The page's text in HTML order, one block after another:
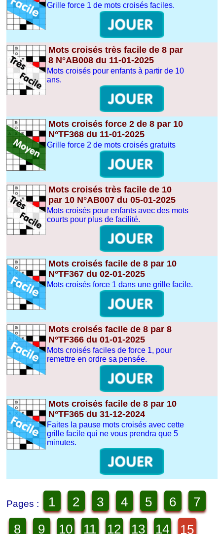
Grille force 1 de mots croisés faciles.
Mots croisés très facile de 8 par
8 N°AB008 du 11-01-2025
Mots croisés pour enfants à partir de 10
ans.
Mots croisés force 2 de 8 par 10
N°TF368 du 11-01-2025
Grille force 2 de mots croisés gratuits
Mots croisés très facile de 10
par 10 N°AB007 du 05-01-2025
Mots croisés pour enfants avec des mots
courts pour plus de facilité.
Mots croisés facile de 8 par 10
N°TF367 du 02-01-2025
Mots croisés force 1 dans une grille facile.
Mots croisés facile de 8 par 8
N°TF366 du 01-01-2025
Mots croisés faciles de force 1, pour
remettre en ordre sa pensée.
Mots croisés facile de 8 par 10
N°TF365 du 31-12-2024
Faites la pause mots croisés avec cette
grille facile qui ne vous prendra que 5
minutes.
Pages : 1 2 3 4 5 6
7
8
9 10 11 12 13 14 15